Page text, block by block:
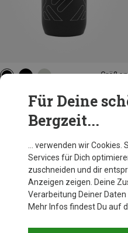
Größen
Fidguard 600ml antibacterial Trinkflasche
Andere Kunden
Für Deine
Bergzeit...
… verwenden wir Cookies.
Services für Dich
zuschneiden und dir
Anzeigen zeigen. Deine
Verarbeitung Deiner Daten
Mehr Infos findest Du auf